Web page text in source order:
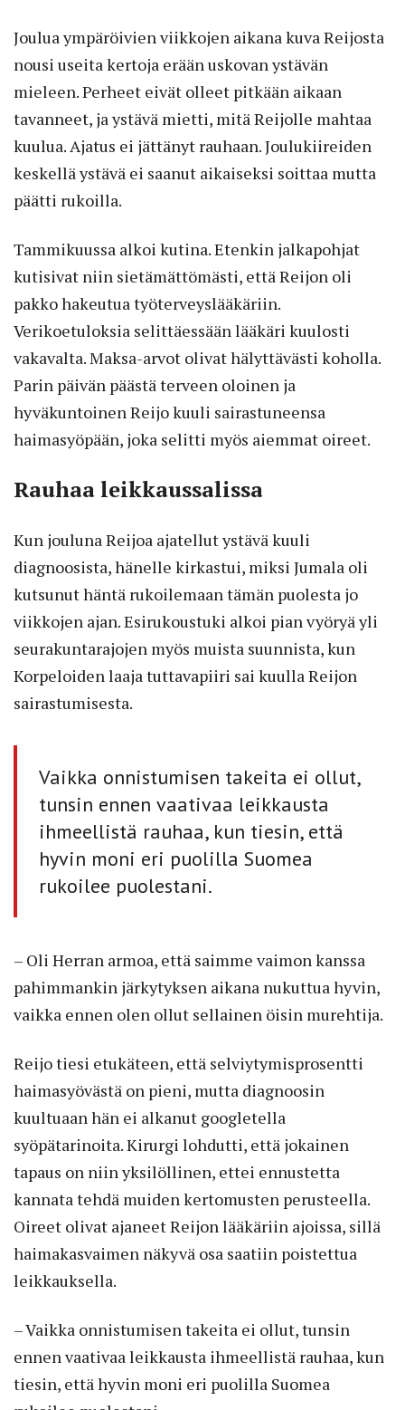
Joulua ympäröivien viikkojen aikana kuva Reijosta
nousi useita kertoja erään uskovan ystävän
mieleen. Perheet eivät olleet pitkään aikaan
tavanneet, ja ystävä mietti, mitä Reijolle mahtaa
kuulua. Ajatus ei jättänyt rauhaan. Joulukiireiden
keskellä ystävä ei saanut aikaiseksi soittaa mutta
päätti rukoilla.
Tammikuussa alkoi kutina. Etenkin jalkapohjat
kutisivat niin sietämättömästi, että Reijon oli
pakko hakeutua työterveyslääkäriin.
Verikoetuloksia selittäessään lääkäri kuulosti
vakavalta. Maksa-arvot olivat hälyttävästi koholla.
Parin päivän päästä terveen oloinen ja
hyväkuntoinen Reijo kuuli sairastuneensa
haimasyöpään, joka selitti myös aiemmat oireet.
Rauhaa leikkaussalissa
Kun jouluna Reijoa ajatellut ystävä kuuli
diagnoosista, hänelle kirkastui, miksi Jumala oli
kutsunut häntä rukoilemaan tämän puolesta jo
viikkojen ajan. Esirukoustuki alkoi pian vyöryä yli
seurakuntarajojen myös muista suunnista, kun
Korpeloiden laaja tuttavapiiri sai kuulla Reijon
sairastumisesta.
Vaikka onnistumisen takeita ei ollut,
tunsin ennen vaativaa leikkausta
ihmeellistä rauhaa, kun tiesin, että
hyvin moni eri puolilla Suomea
rukoilee puolestani.
– Oli Herran armoa, että saimme vaimon kanssa
pahimmankin järkytyksen aikana nukuttua hyvin,
vaikka ennen olen ollut sellainen öisin murehtija.
Reijo tiesi etukäteen, että selviytymisprosentti
haimasyövästä on pieni, mutta diagnoosin
kuultuaan hän ei alkanut googletella
syöpätarinoita. Kirurgi lohdutti, että jokainen
tapaus on niin yksilöllinen, ettei ennustetta
kannata tehdä muiden kertomusten perusteella.
Oireet olivat ajaneet Reijon lääkäriin ajoissa, sillä
haimakasvaimen näkyvä osa saatiin poistettua
leikkauksella.
– Vaikka onnistumisen takeita ei ollut, tunsin
ennen vaativaa leikkausta ihmeellistä rauhaa, kun
tiesin, että hyvin moni eri puolilla Suomea